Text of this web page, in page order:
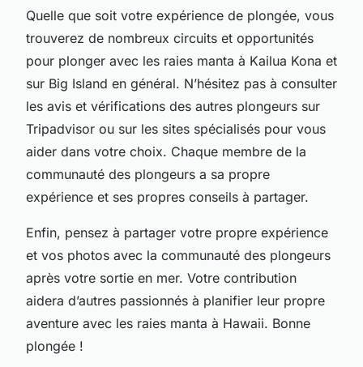
Quelle que soit votre expérience de plongée, vous
trouverez de nombreux circuits et opportunités
pour plonger avec les raies manta à Kailua Kona et
sur Big Island en général. N’hésitez pas à consulter
les avis et vérifications des autres plongeurs sur
Tripadvisor ou sur les sites spécialisés pour vous
aider dans votre choix. Chaque membre de la
communauté des plongeurs a sa propre
expérience et ses propres conseils à partager.
Enfin, pensez à partager votre propre expérience
et vos photos avec la communauté des plongeurs
après votre sortie en mer. Votre contribution
aidera d’autres passionnés à planifier leur propre
aventure avec les raies manta à Hawaii. Bonne
plongée !